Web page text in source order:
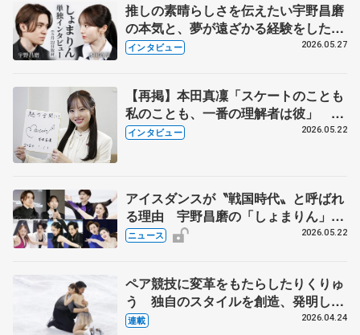
推しの素晴らしさを伝えたい宇野昌磨
の本気と、夢が遠ざかる経験をした本
田真凜の覚悟
インタビュー 2026.05.27
【再掲】本田真凜「スケートのことも
私のことも、一番の理解者は彼」 引
退時の単独インタビューで語った競技
インタビュー 2026.05.22
アイスダンスが〝戦国時代〟と呼ばれ
る理由 宇野昌磨の「しょまりん」ら
実力者が相次いで参戦 国内の競争激
ニュース 2026.05.22
ペア競技に変革をもたらしたりくりゅ
う 独自のスタイルを創造、発明した
【引退発表後②】
連載 2026.04.24